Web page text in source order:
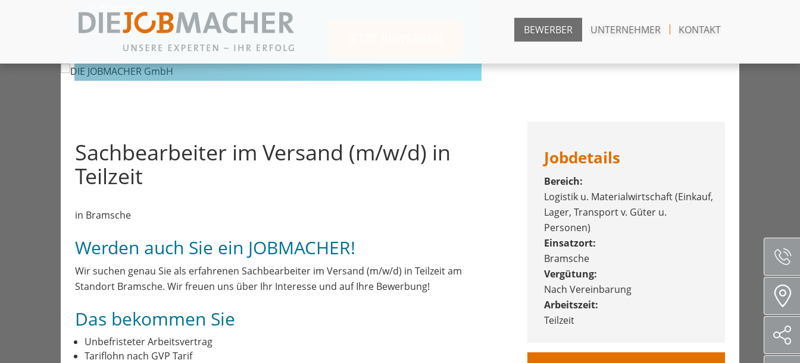
Zum Inhalt springen
BEWERBER UNTERNEHMER KONTAKT
Sachbearbeiter im Versand (m/w/d) in
Teilzeit
in Bramsche
Werden auch Sie ein JOBMACHER!
Wir suchen genau Sie als erfahrenen Sachbearbeiter im Versand (m/w/d) in Teilzeit am
Standort Bramsche. Wir freuen uns über Ihr Interesse und auf Ihre Bewerbung!
Das bekommen Sie
Unbefristeter Arbeitsvertrag
Tariflohn nach GVP Tarif
Jobdetails
Bereich:
Logistik u. Materialwirtschaft (Einkauf,
Lager, Transport v. Güter u.
Personen)
Einsatzort:
Bramsche
Vergütung:
Nach Vereinbarung
Arbeitszeit:
Teilzeit